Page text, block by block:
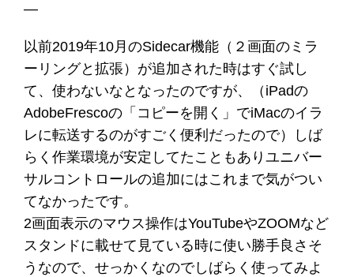
—
以前2019年10月のSidecar機能（２画面のミラ
ーリングと拡張）が追加された時はすぐ試し
て、使わないなとなったのですが、（iPadの
AdobeFrescoの「コピーを開く」でiMacのイラ
レに転送するのがすごく便利だったので）しば
らく作業環境が安定してたこともありユニバー
サルコントロールの追加にはこれまで気がつい
てなかったです。
2画面表示のマウス操作はYouTubeやZOOMなど
スタンドに載せて見ている時に使い勝手良さそ
うなので、せっかくなのでしばらく使ってみよ